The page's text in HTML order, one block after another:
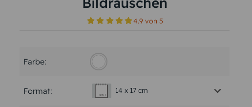
4.9 von 5
Farbe:
Format: 14 x 17 cm